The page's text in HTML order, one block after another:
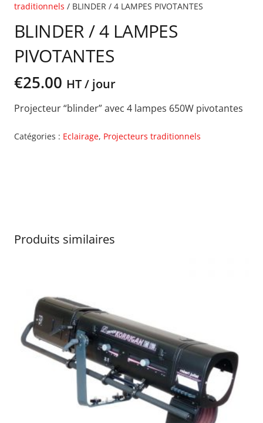
traditionnels / BLINDER / 4 LAMPES PIVOTANTES
BLINDER / 4 LAMPES
PIVOTANTES
€25.00 HT / jour
Projecteur “blinder” avec 4 lampes 650W pivotantes
Catégories : Eclairage, Projecteurs traditionnels
Produits similaires